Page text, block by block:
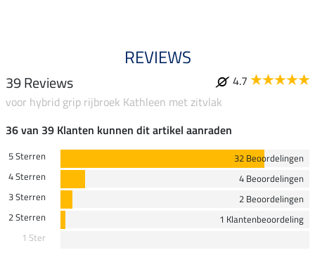
REVIEWS
39 Reviews
4.7
voor hybrid grip rijbroek Kathleen met zitvlak
36 van 39 Klanten kunnen dit artikel aanraden
5 Sterren
32 Beoordelingen
4 Sterren
4 Beoordelingen
3 Sterren
2 Beoordelingen
2 Sterren
1 Klantenbeoordeling
1 Ster